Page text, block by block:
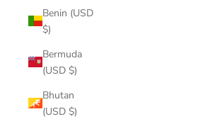
Benin (USD
$)
Bermuda
(USD $)
Bhutan
(USD $)